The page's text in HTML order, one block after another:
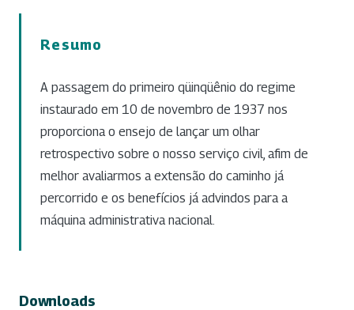
Resumo
A passagem do primeiro qüinqüênio do regime
instaurado em 10 de novembro de 1937 nos
proporciona o ensejo de lançar um olhar
retrospectivo sobre o nosso serviço civil, afim de
melhor avaliarmos a extensão do caminho já
percorrido e os benefícios já advindos para a
máquina administrativa nacional.
Downloads